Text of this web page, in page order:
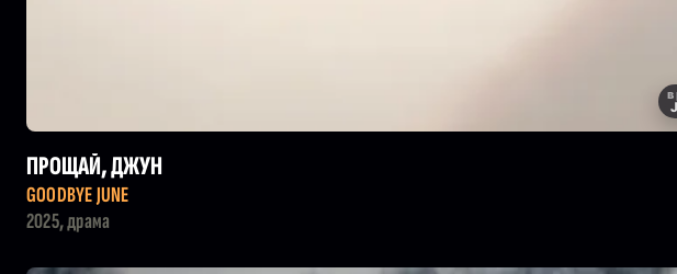
в
ПРОЩАЙ, ДЖУН
GOODBYE JUNE
2025, драма